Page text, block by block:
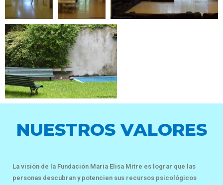
NUESTROS VALORES
La visión de la Fundación María Elisa Mitre es lograr que las
personas descubran y potencien sus recursos psicológicos